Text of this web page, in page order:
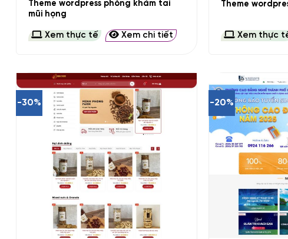
Theme wordpress phòng khám tai
mũi họng
Xem thực tế Xem chi tiết
Theme
Xem thực
-30% -20%